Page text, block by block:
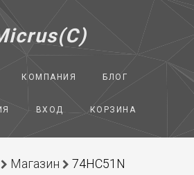
КОМПАНИЯ БЛОГ
ВХОД КОРЗИНА
Магазин
74HC51N